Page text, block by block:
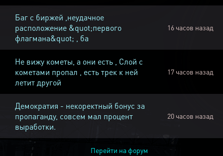
Баг с биржей ,неудачное
расположение &quot;первого
флагмана&quot; , ба
16 часов назад
Не вижу кометы, а они есть , Слой с
кометами пропал , есть трек к ней
летит другой
17 часов назад
Демократия - некоректный бонус за
пропаганду, совсем мал процент
выработки.
20 часов назад
Перейти на форум